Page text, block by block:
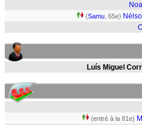
(Samu , 65e)
Luís Miguel
(entré à la 81e)